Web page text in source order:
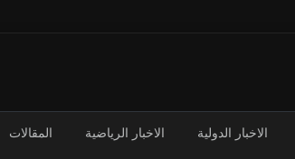
الاخبار الدولية الاخبار الرياضية المقالات